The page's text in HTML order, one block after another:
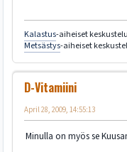
Kalastus-aiheiset
Metsästys-aiheiset
D-Vitamiini
April 28, 2009, 14:55:13
Minulla on myös se